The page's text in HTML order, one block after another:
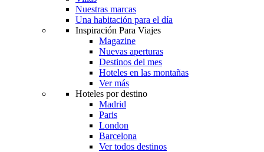
Nuestras marcas
Una habitación para el día
Inspiración Para Viajes
Magazine
Nuevas aperturas
Destinos del mes
Hoteles en las montañas
Ver más
Hoteles por destino
Madrid
Paris
London
Barcelona
Ver todos destinos